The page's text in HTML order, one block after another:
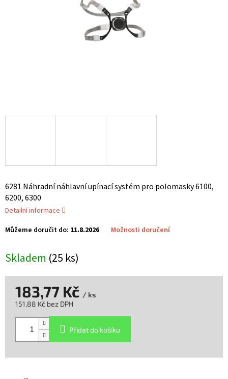
Skladem (25 ks)
Můžeme doručit do: 11.8.2026 Možnosti doručení
6281 Náhradní náhlavní upínací systém pro polomasky 6100,
6200, 6300
Detailní informace
183,77 Kč / ks
151,88 Kč bez DPH
Přidat do košíku